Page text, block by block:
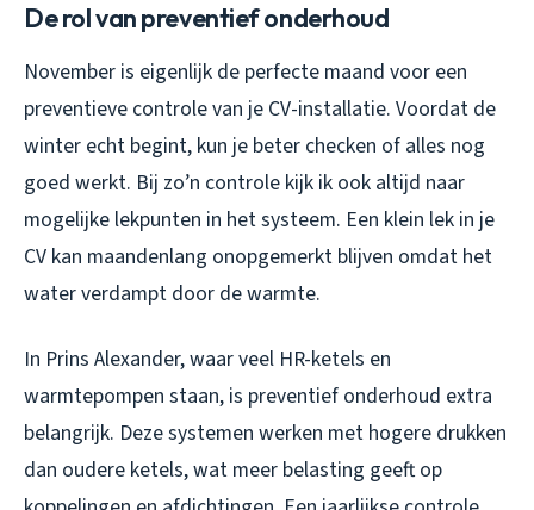
De rol van preventief onderhoud
November is eigenlijk de perfecte maand voor een
preventieve controle van je CV-installatie. Voordat de
winter echt begint, kun je beter checken of alles nog
goed werkt. Bij zo’n controle kijk ik ook altijd naar
mogelijke lekpunten in het systeem. Een klein lek in je
CV kan maandenlang onopgemerkt blijven omdat het
water verdampt door de warmte.
In Prins Alexander, waar veel HR-ketels en
warmtepompen staan, is preventief onderhoud extra
belangrijk. Deze systemen werken met hogere drukken
dan oudere ketels, wat meer belasting geeft op